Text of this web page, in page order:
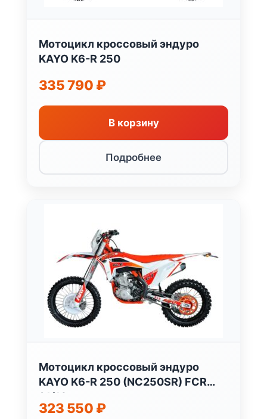
Мотоцикл кроссовый эндуро
KAYO K6-R 250
335 790 ₽
В корзину
Подробнее
Мотоцикл кроссовый эндуро
KAYO K6-R 250 (NC250SR) FCR
21/18
323 550 ₽